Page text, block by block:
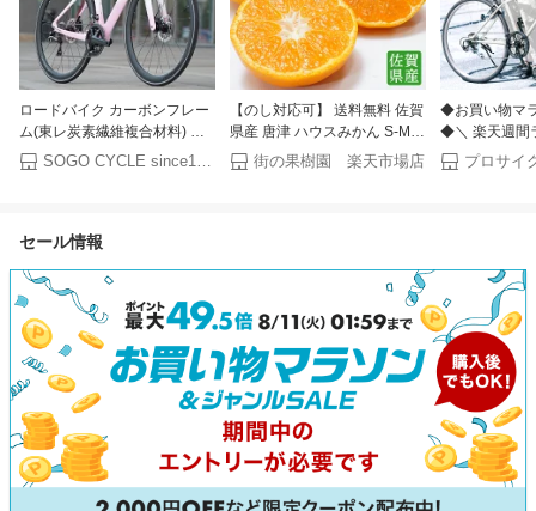
ロードバイク カーボンフレー
ム(東レ炭素繊維複合材料) シ
マノ製16段変速搭載 700×28c
700c 自転車 軽量 ドロップハ
イク プレゼント 送料無料
SOGO CYCLE since1967
【のし対応可】 送料無料 佐賀
県産 唐津 ハウスみかん S-Mサ
イズ 約1kg みかん 送料無料 み
かん 糖度 ハウスミカン 贈答
街の果樹園 楽天市場店
◆お買い物マ
◆＼ 楽天週間
／ クロスバイ
ンチ シマノ6
1年保証】 P-
プロサイ
セール情報